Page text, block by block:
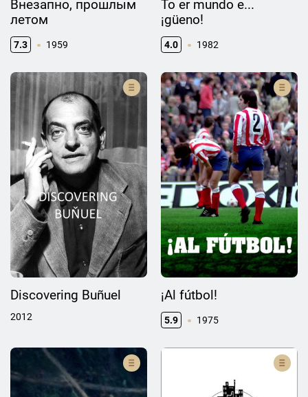
Внезапно, прошлым
летом
7.3 1959
To er mundo e...
¡güeno!
4.0 1982
Discovering Buñuel
2012
¡Al fútbol!
5.9 1975